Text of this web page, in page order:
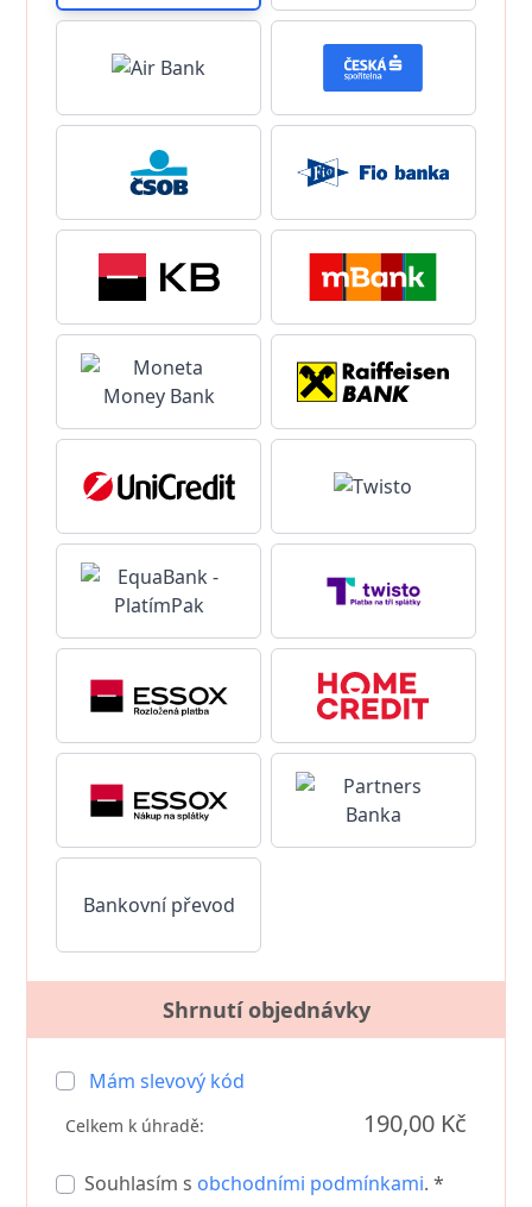
Bankovní převod
Shrnutí objednávky
Mám slevový kód
Celkem k úhradě: 190,00 Kč
Souhlasím s obchodními podmínkami. *